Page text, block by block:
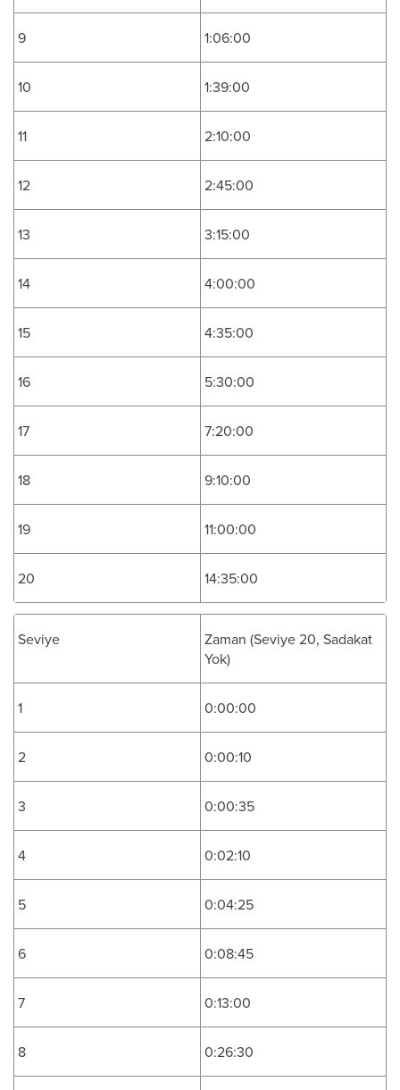
9 1:06:00
10 1:39:00
11 2:10:00
12 2:45:00
13 3:15:00
14 4:00:00
15 4:35:00
16 5:30:00
17 7:20:00
18 9:10:00
19 11:00:00
20 14:35:00
Seviye
Zaman (Seviye 20, Sadakat
Yok)
1 0:00:00
2 0:00:10
3 0:00:35
4 0:02:10
5 0:04:25
6 0:08:45
7 0:13:00
8 0:26:30